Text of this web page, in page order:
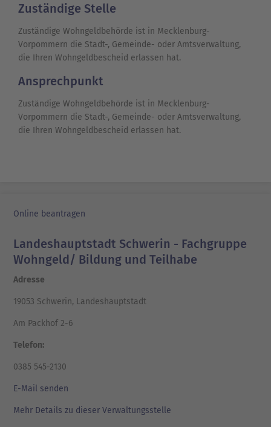
Zuständige Stelle
Zuständige Wohngeldbehörde ist in Mecklenburg-
Vorpommern die Stadt-, Gemeinde- oder Amtsverwaltung,
die Ihren Wohngeldbescheid erlassen hat.
Ansprechpunkt
Zuständige Wohngeldbehörde ist in Mecklenburg-
Vorpommern die Stadt-, Gemeinde- oder Amtsverwaltung,
die Ihren Wohngeldbescheid erlassen hat.
Online beantragen
Landeshauptstadt Schwerin - Fachgruppe
Wohngeld/ Bildung und Teilhabe
Adresse
19053 Schwerin, Landeshauptstadt
Am Packhof 2-6
Telefon:
0385 545-2130
E-Mail senden
Mehr Details zu dieser Verwaltungsstelle